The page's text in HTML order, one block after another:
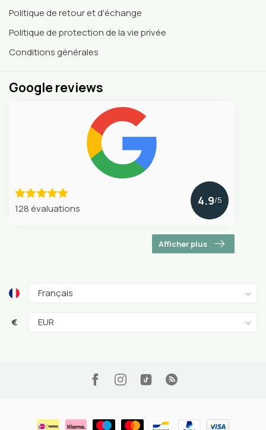
Politique de retour et d'échange
Politique de protection de la vie privée
Conditions générales
Google reviews
128 évaluations
4.9/5
Afficher plus
€